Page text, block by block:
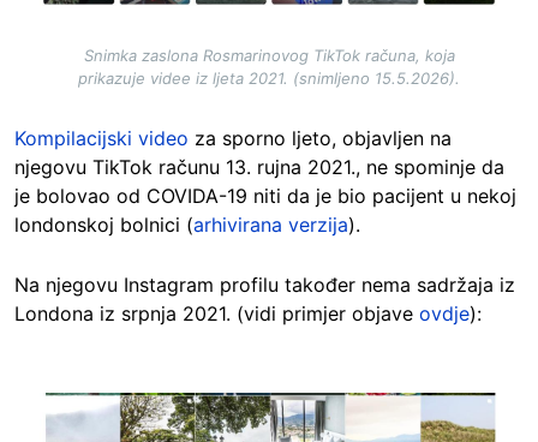
Snimka zaslona Rosmarinovog TikTok računa, koja
prikazuje videe iz ljeta 2021. (snimljeno 15.5.2026).
Kompilacijski video za sporno ljeto, objavljen na
njegovu TikTok računu 13. rujna 2021., ne spominje da
je bolovao od COVIDA-19 niti da je bio pacijent u nekoj
londonskoj bolnici (arhivirana verzija).
Na njegovu Instagram profilu također nema sadržaja iz
Londona iz srpnja 2021. (vidi primjer objave ovdje):